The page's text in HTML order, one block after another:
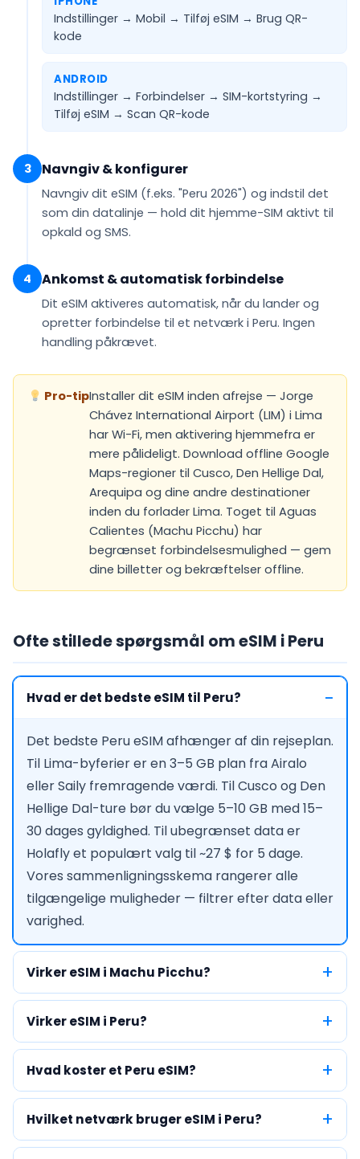
Indstillinger → Mobil → Tilføj eSIM → Brug QR-
kode
ANDROID
Indstillinger → Forbindelser → SIM-kortstyring →
Tilføj eSIM → Scan QR-kode
3 Navngiv & konfigurer
Navngiv dit eSIM (f.eks. "Peru 2026") og indstil det
som din datalinje — hold dit hjemme-SIM aktivt til
opkald og SMS.
4 Ankomst & automatisk forbindelse
Dit eSIM aktiveres automatisk, når du lander og
opretter forbindelse til et netværk i Peru. Ingen
handling påkrævet.
Pro-tipInstaller dit eSIM inden afrejse — Jorge
Chávez International Airport (LIM) i Lima
har Wi-Fi, men aktivering hjemmefra er
mere pålideligt. Download offline Google
Maps-regioner til Cusco, Den Hellige Dal,
Arequipa og dine andre destinationer
inden du forlader Lima. Toget til Aguas
Calientes (Machu Picchu) har
begrænset forbindelsesmulighed — gem
dine billetter og bekræftelser offline.
Ofte stillede spørgsmål om eSIM i Peru
Hvad er det bedste eSIM til Peru?
Det bedste Peru eSIM afhænger af din rejseplan.
Til Lima-byferier er en 3–5 GB plan fra Airalo
eller Saily fremragende værdi. Til Cusco og Den
Hellige Dal-ture bør du vælge 5–10 GB med 15–
30 dages gyldighed. Til ubegrænset data er
Holafly et populært valg til ~27 $ for 5 dage.
Vores sammenligningsskema rangerer alle
tilgængelige muligheder — filtrer efter data eller
varighed.
Virker eSIM i Machu Picchu?
Virker eSIM i Peru?
Hvad koster et Peru eSIM?
Hvilket netværk bruger eSIM i Peru?